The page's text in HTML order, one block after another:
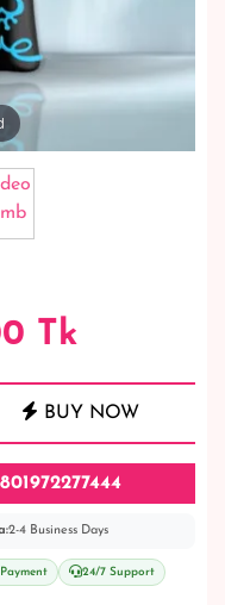
Tk
BUY NOW
2-4 Business Days
24/7 Support